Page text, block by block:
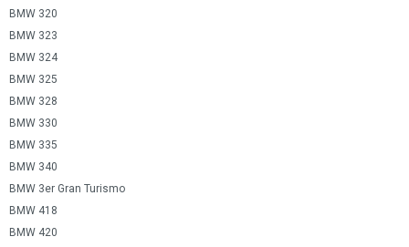
BMW 320
BMW 323
BMW 324
BMW 325
BMW 328
BMW 330
BMW 335
BMW 340
BMW 3er Gran Turismo
BMW 418
BMW 420